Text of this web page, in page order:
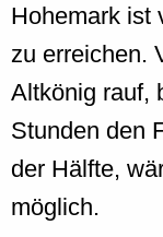
Hohemark ist
zu erreichen.
Altkönig rauf,
Stunden den
der Hälfte,
möglich.